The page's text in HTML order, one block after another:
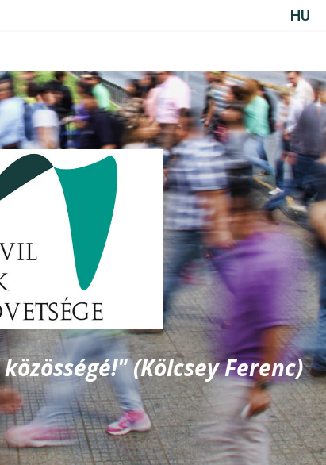
HU
(Kölcsey Ferenc)